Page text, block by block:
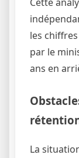
les
par le
ans en
La